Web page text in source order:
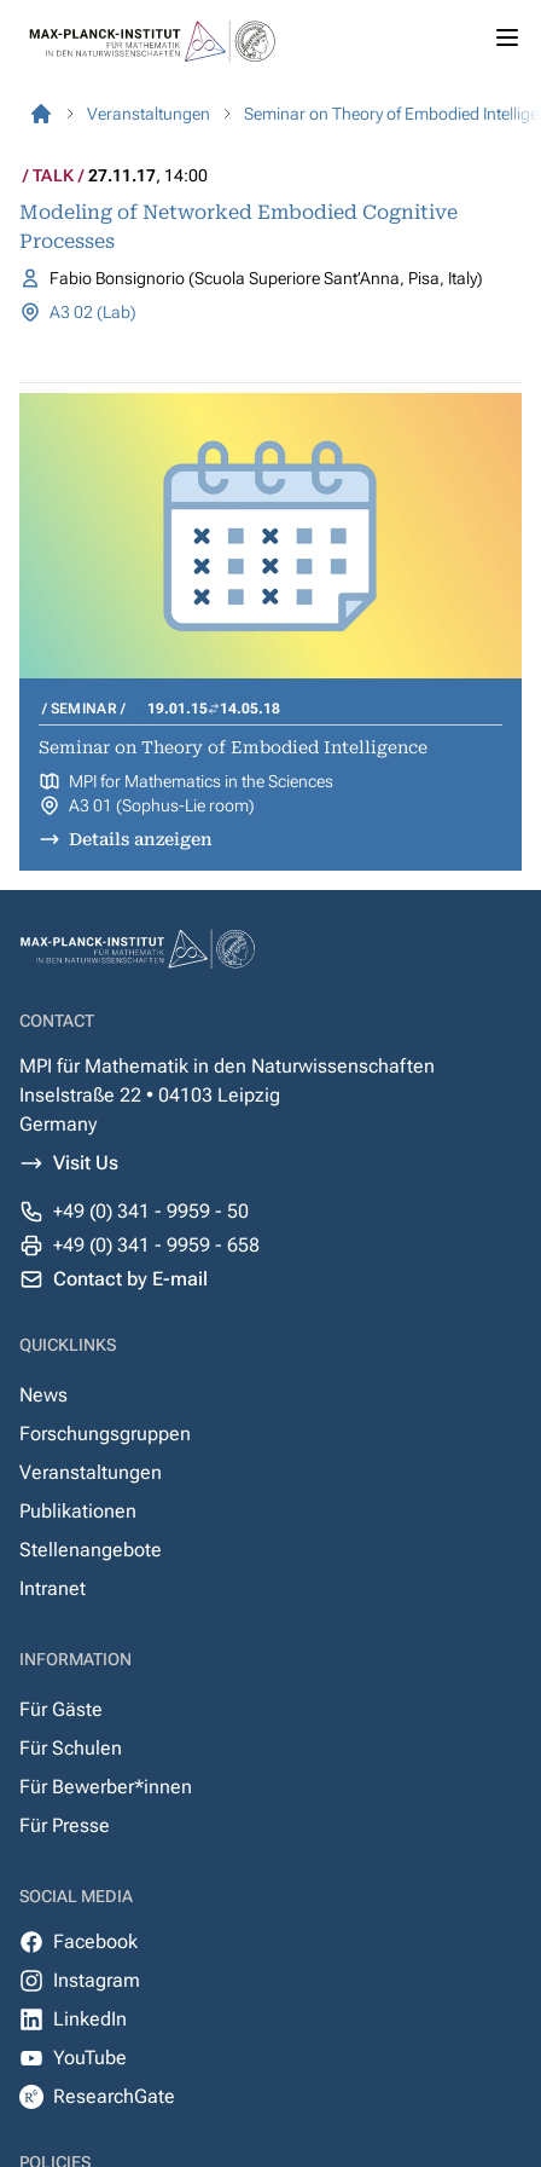
Veranstaltungen Seminar on Theory of Embodied
TALK 27.11.17, 14:00
Modeling of Networked Embodied Cognitive
Processes
Fabio Bonsignorio (Scuola Superiore Sant’Anna, Pisa, Italy)
A3 02 (Lab)
SEMINAR 19.01.15 14.05.18
Seminar on Theory of Embodied Intelligence
MPI for Mathematics in the Sciences
A3 01 (Sophus-Lie room)
Details anzeigen
CONTACT
MPI für Mathematik in den Naturwissenschaften
Inselstraße 22 • 04103 Leipzig
Germany
Visit Us
+49 (0) 341 - 9959 - 50
+49 (0) 341 - 9959 - 658
Contact by E-mail
QUICKLINKS
News
Forschungsgruppen
Veranstaltungen
Publikationen
Stellenangebote
Intranet
INFORMATION
Für Gäste
Für Schulen
Für Bewerber*innen
Für Presse
SOCIAL MEDIA
Facebook
Instagram
LinkedIn
YouTube
ResearchGate
POLICIES